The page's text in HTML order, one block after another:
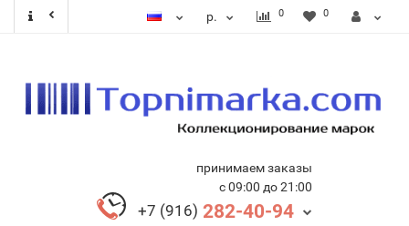
р. 0 0
принимаем заказы
с 09:00 до 21:00
+7 (916) 282-40-94